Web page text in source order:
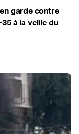
garde contre
à la veille du